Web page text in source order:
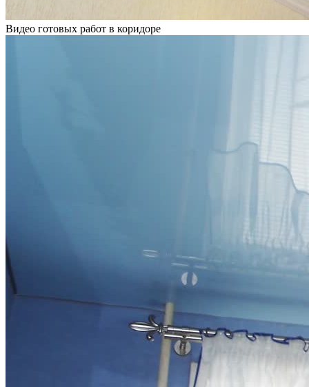
Видео готовых работ в коридоре